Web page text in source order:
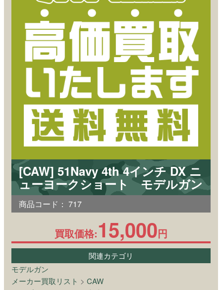
[CAW] 51Navy 4th 4インチ DX ニ
ューヨークショート モデルガン
商品コード： 717
買取価格:15,000円
関連カテゴリ
モデルガン
メーカー買取リスト > CAW